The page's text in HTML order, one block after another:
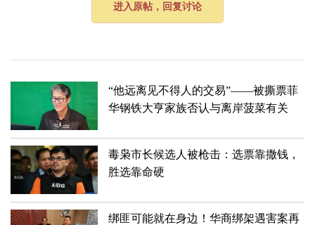
进入原帖，回复讨论
“他远离见不得人的交易”——被撕票菲
华钢铁大亨家族否认与离岸菠菜有关
毒枭市长候选人被枪击：选票靠撒钱，
胜选靠命硬
绑匪可能就在身边！华商绑架遇害案再